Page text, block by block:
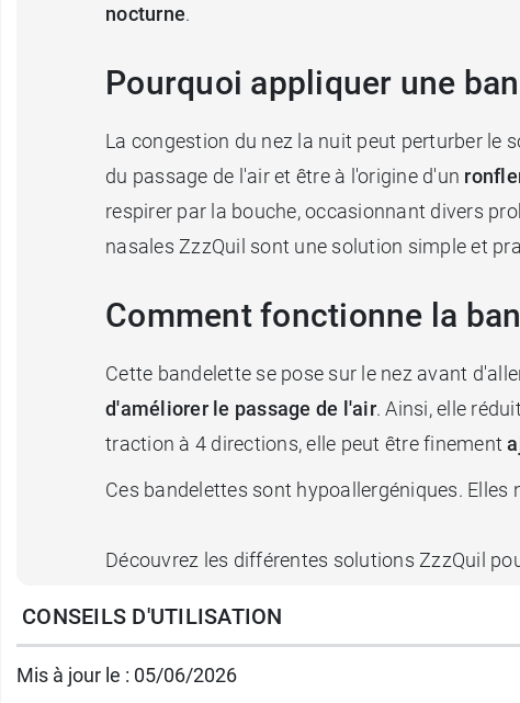
nocturne.
Pourquoi appliquer une
La congestion du nez la nuit peut perturber le
du passage de l'air et être à l'origine d'un
respirer par la bouche, occasionnant divers
nasales ZzzQuil sont une solution simple et
Comment fonctionne la
Cette bandelette se pose sur le nez avant
d'améliorer le passage de l'air. Ainsi, elle
traction à 4 directions, elle peut être finement
Ces bandelettes sont hypoallergéniques. Elles
Découvrez les différentes solutions ZzzQuil
Conditionnement :boîte de 26 bandelettes.
CONSEILS D'UTILISATION
Mis à jour le : 05/06/2026